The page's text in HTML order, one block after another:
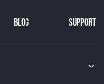
BLOG SUPPORT